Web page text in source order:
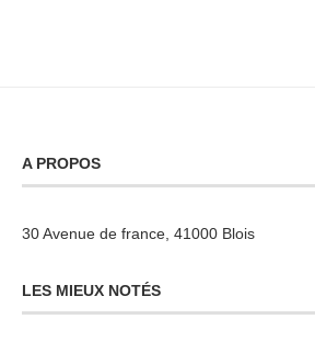
A PROPOS
30 Avenue de france, 41000 Blois
LES MIEUX NOTÉS